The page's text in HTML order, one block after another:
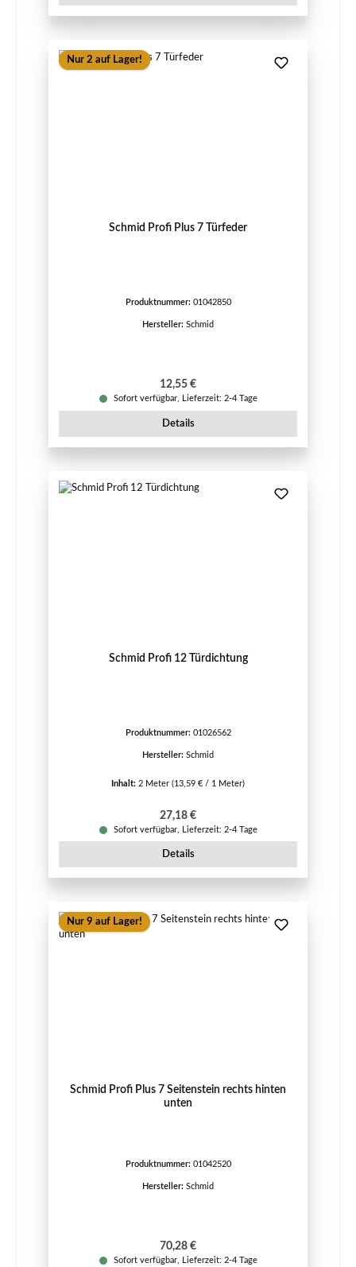
Nur 2 auf Lager!
Schmid Profi Plus 7 Türfeder
Produktnummer: 01042850
Hersteller: Schmid
Regulärer Preis:
12,55 €
Sofort verfügbar, Lieferzeit: 2-4 Tage
Details
Schmid Profi 12 Türdichtung
Produktnummer: 01026562
Hersteller: Schmid
Inhalt: 2 Meter (13,59 € / 1 Meter)
Regulärer Preis:
27,18 €
Sofort verfügbar, Lieferzeit: 2-4 Tage
Details
Nur 9 auf Lager!
Schmid Profi Plus 7 Seitenstein rechts hinten
unten
Produktnummer: 01042520
Hersteller: Schmid
Regulärer Preis:
70,28 €
Sofort verfügbar, Lieferzeit: 2-4 Tage